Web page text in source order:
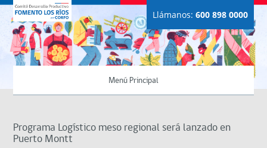
Llámanos: 600 898 0000
Menú Principal
Programa Logístico meso regional será lanzado en
Puerto Montt